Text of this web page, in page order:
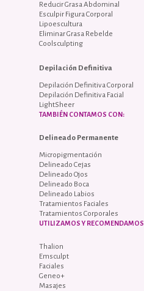
Reducir Grasa Abdominal
Esculpir Figura Corporal
Lipoescultura
Eliminar Grasa Rebelde
Coolsculpting
Depilación Definitiva
Depilación Definitiva Corporal
Depilación Definitiva Facial
LightSheer
TAMBIÉN CONTAMOS CON:
Delineado Permanente
Micropigmentación
Delineado Cejas
Delineado Ojos
Delineado Boca
Delineado Labios
Tratamientos Faciales
Tratamientos Corporales
UTILIZAMOS Y RECOMENDAMOS
Thalion
Emsculpt
Faciales
Geneo+
Masajes